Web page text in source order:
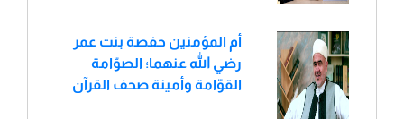
أم المؤمنين حفصة بنت عمر
رضي الله عنهما؛ الصوّامة
القوّامة وأمينة صحف القرآن